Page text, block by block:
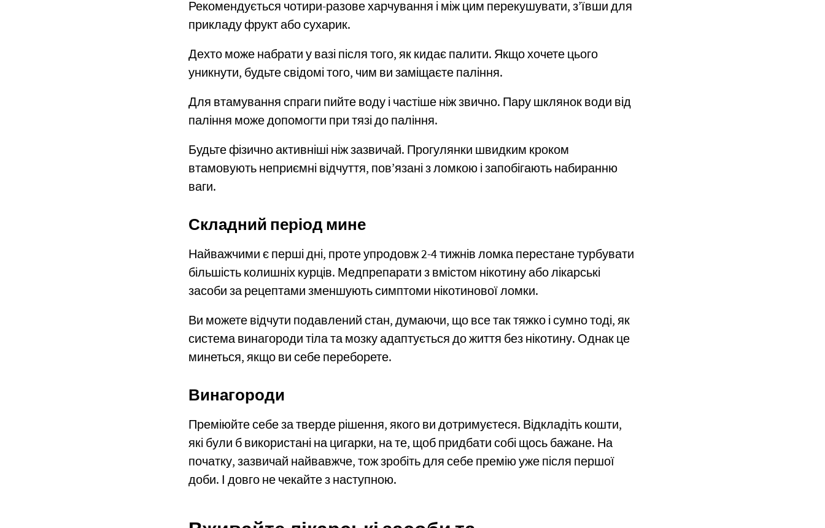
Рекомендується чотири-разове харчування і між цим перекушувати, з’ївши для
прикладу фрукт або сухарик.
Дехто може набрати у вазі після того, як кидає палити. Якщо хочете цього
уникнути, будьте свідомі того, чим ви заміщаєте паління.
Для втамування спраги пийте воду і частіше ніж звично. Пару шклянок води від
паління може допомогти при тязі до паління.
Будьте фізично активніші ніж зазвичай. Прогулянки швидким кроком
втамовують неприємні відчуття, пов’язані з ломкою і запобігають набиранню
ваги.
Складний період мине
Найважчими є перші дні, проте упродовж 2-4 тижнів ломка перестане турбувати
більшість колишніх курців. Медпрепарати з вмістом нікотину або лікарські
засоби за рецептами зменшують симптоми нікотинової ломки.
Ви можете відчути подавлений стан, думаючи, що все так тяжко і сумно тоді, як
система винагороди тіла та мозку адаптується до життя без нікотину. Однак це
минеться, якщо ви себе переборете.
Винагороди
Преміюйте себе за тверде рішення, якого ви дотримуєтеся. Відкладіть кошти,
які були б використані на цигарки, на те, щоб придбати собі щось бажане. На
початку, зазвичай найвавжче, тож зробіть для себе премію уже після першої
доби. І довго не чекайте з наступною.